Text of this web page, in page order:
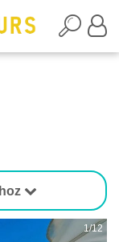
1/12